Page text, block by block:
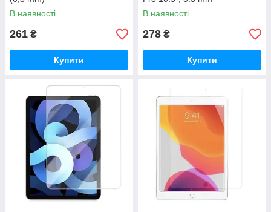
В наявності
261 ₴
Купити
В наявності
278 ₴
Купити